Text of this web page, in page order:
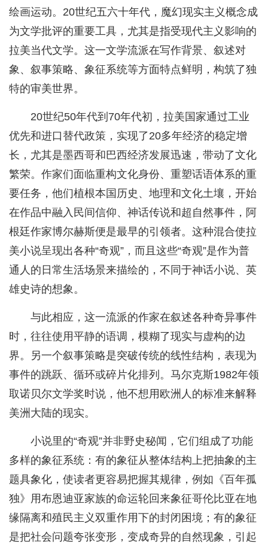
绘画运动。20世纪五六十年代，魔幻现实主义概念成
为文学批评的重要工具，尤其是指受现代主义影响的
拉美当代文学。这一文学流派在写作背景、叙述对
象、叙事策略、象征系统等方面特点鲜明，构筑了独
特的审美世界。
20世纪50年代到70年代初，拉美国家通过工业
优先和进口替代政策，实现了20多年经济的稳定增
长，尤其是墨西哥和巴西经济发展迅速，带动了文化
繁荣。作家们面临重构文化身份、重塑话语体系的重
要任务，他们植根本国历史、地理和文化土壤，开始
在作品中融入民间信仰、神话传说和超自然事件，阿
根廷作家博尔赫斯便是最早的引领者。这种混合使拉
美小说呈现出各种“奇观”，而且这些“奇观”是作为普
通人的日常生活场景来描绘的，不同于神话小说、英
雄史诗的想象。
与此相应，这一流派的作家在叙述各种奇异事件
时，往往使用平静的语调，模糊了现实与虚构的边
界。另一个叙事策略是突破传统的线性结构，表现为
事件的跳跃、循环或碎片化排列。马尔克斯1982年领
取诺贝尔文学奖时说，他不想用欧洲人的标准来解释
美洲大陆的现实。
小说里的“奇观”并非野史秘闻，它们组成了功能
多样的象征系统：有的象征从整体结构上把抽象的主
题具象化，使读者更容易把握其规律，例如《百年孤
独》用布恩迪亚家族的命运轮回来象征哥伦比亚在地
缘隔离和殖民主义双重作用下的封闭困境；有的象征
是把社会问题夸张变形，变成奇异的自然现象，引起